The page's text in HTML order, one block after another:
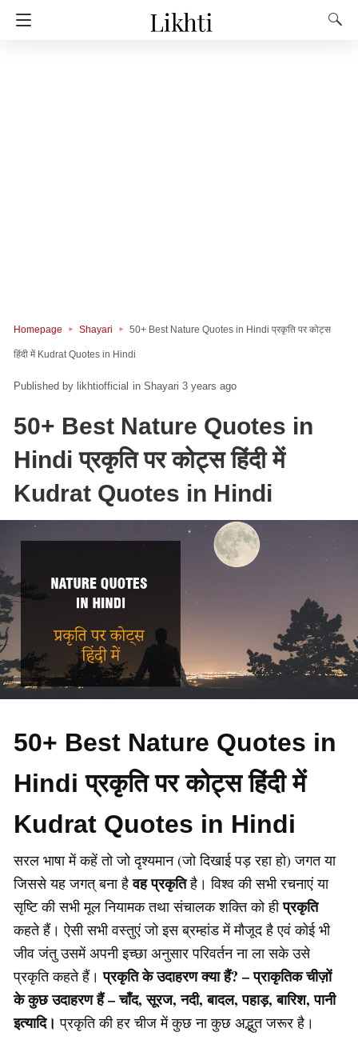
Homepage Shayari 50+ Best Nature Quotes in Hindi प्रकृति पर कोट्स
हिंदी में Kudrat Quotes in Hindi
likhtiofficial in Shayari 3 years ago
50+ Best Nature Quotes in
Hindi प्रकृति पर कोट्स हिंदी में
Kudrat Quotes in Hindi
50+ Best Nature Quotes in
Hindi प्रकृति पर कोट्स हिंदी में
Kudrat Quotes in Hindi
सरल भाषा में कहें तो जो दृश्यमान (जो दिखाई पड़ रहा हो) जगत या
जिससे यह जगत् बना हैवह प्रकृतिहै। विश्व की सभी रचनाएं या
सृष्टि की सभी मूल नियामक तथा संचालक शक्ति को हीप्रकृति
कहते हैं। ऐसी सभी वस्तुएं जो इस ब्रम्हांड में मौजूद है एवं कोई भी
जीव जंतु उसमें अपनी इच्छा अनुसार परिवर्तन ना ला सके उसे
प्रकृति कहते हैं।प्रकृति के उदाहरण क्या हैं? – प्राकृतिक चीज़ों
के कुछ उदाहरण हैं – चाँद, सूरज, नदी, बादल, पहाड़, बारिश, पानी
इत्यादि। प्रकृति की हर चीज में कुछ ना कुछ अद्भुत जरूर है।